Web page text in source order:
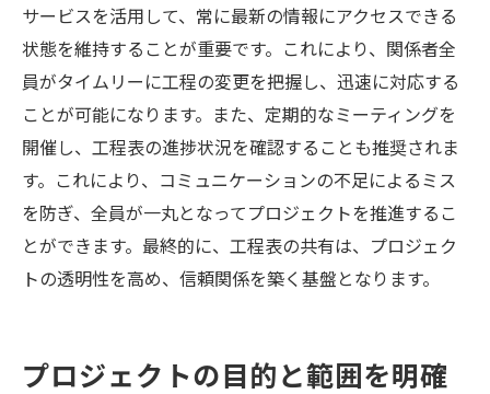
サービスを活用して、常に最新の情報にアクセスできる
状態を維持することが重要です。これにより、関係者全
員がタイムリーに工程の変更を把握し、迅速に対応する
ことが可能になります。また、定期的なミーティングを
開催し、工程表の進捗状況を確認することも推奨されま
す。これにより、コミュニケーションの不足によるミス
を防ぎ、全員が一丸となってプロジェクトを推進するこ
とができます。最終的に、工程表の共有は、プロジェク
トの透明性を高め、信頼関係を築く基盤となります。
プロジェクトの目的と範囲を明確